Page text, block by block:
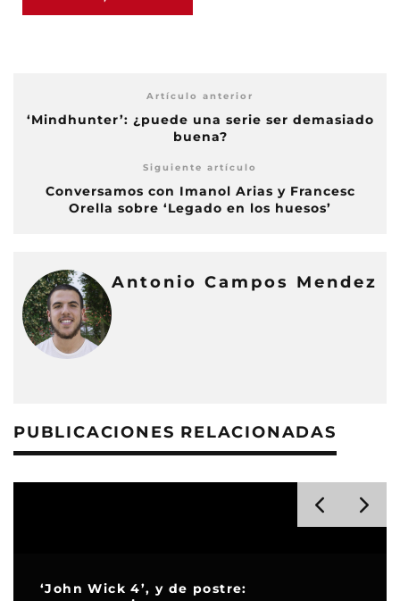
Artículo anterior
‘Mindhunter’: ¿puede una serie ser demasiado
buena?
Siguiente artículo
Conversamos con Imanol Arias y Francesc
Orella sobre ‘Legado en los huesos’
Antonio Campos Mendez
PUBLICACIONES RELACIONADAS
‘John Wick 4’, y de postre: